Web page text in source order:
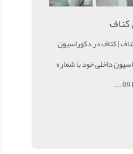
کناف
| کناف در دکوراسیون
داخلی خود با شماره